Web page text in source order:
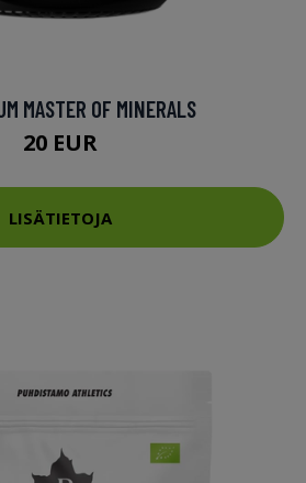
MASTER OF MINERALS
20 EUR
LISÄTIETOJA